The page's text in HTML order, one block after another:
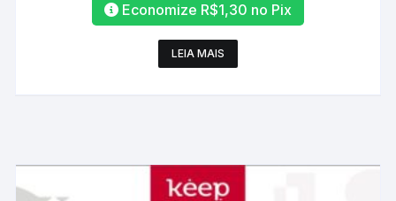
Economize R$1,30 no Pix
LEIA MAIS